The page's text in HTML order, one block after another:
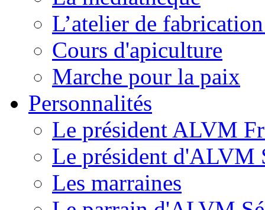
L’atelier de
Cours d'apiculture
Marche pour la paix
Personnalités
Le président ALVM
Le président d'ALVM
Les marraines